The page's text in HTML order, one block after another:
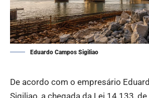
Eduardo Campos Sigiliao
De acordo com o empresário
Sigiliao, a chegada da Lei 14.133,